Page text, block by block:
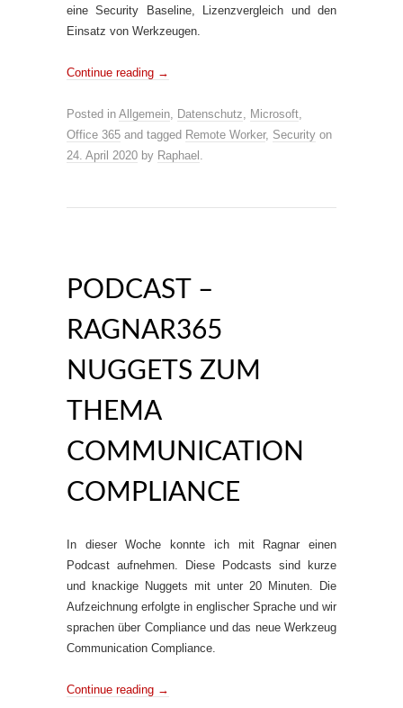
eine Security Baseline, Lizenzvergleich und den
Einsatz von Werkzeugen.
Continue reading →
Posted in Allgemein, Datenschutz, Microsoft,
Office 365 and tagged Remote Worker, Security on
24. April 2020 by Raphael .
PODCAST –
RAGNAR365
NUGGETS ZUM
THEMA
COMMUNICATION
COMPLIANCE
In dieser Woche konnte ich mit Ragnar einen
Podcast aufnehmen. Diese Podcasts sind kurze
und knackige Nuggets mit unter 20 Minuten. Die
Aufzeichnung erfolgte in englischer Sprache und wir
sprachen über Compliance und das neue Werkzeug
Communication Compliance.
Continue reading →